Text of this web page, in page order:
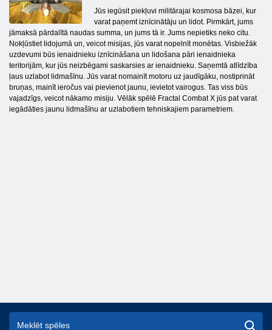
Jūs iegūsit piekļuvi militārajai kosmosa bāzei, kur
varat paņemt iznīcinātāju un lidot. Pirmkārt, jums
jāmaksā pārdalītā naudas summa, un jums tā ir. Jums nepietiks neko citu.
Nokļūstiet lidojumā un, veicot misijas, jūs varat nopelnīt monētas. Visbiežāk
uzdevumi būs ienaidnieku iznīcināšana un lidošana pāri ienaidnieka
teritorijām, kur jūs neizbēgami saskarsies ar ienaidnieku. Saņemtā atlīdzība
ļaus uzlabot lidmašīnu. Jūs varat nomainīt motoru uz jaudīgāku, nostiprināt
bruņas, mainīt ieročus vai pievienot jaunu, ievietot vairogus. Tas viss būs
vajadzīgs, veicot nākamo misiju. Vēlāk spēlē Fractal Combat X jūs pat varat
iegādāties jaunu lidmašīnu ar uzlabotiem tehniskajiem parametriem.